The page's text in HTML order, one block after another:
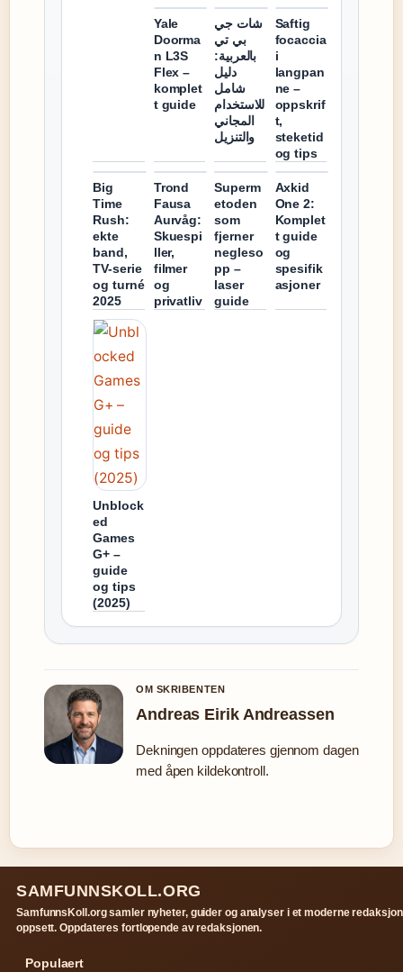
Yale
Doorma
n L3S
Flex –
komplet
t guide
شات جي
بي تي
بالعربية:
دليل
شامل
للاستخدام
المجاني
والتنزيل
Saftig
focaccia
i
langpan
ne –
oppskrif
t,
steketid
og tips
Big
Time
Rush:
ekte
band,
TV-serie
og turné
2025
Trond
Fausa
Aurvåg:
Skuespi
ller,
filmer
og
privatliv
Superm
etoden
som
fjerner
negleso
pp –
laser
guide
Axkid
One 2:
Komplet
t guide
og
spesifik
asjoner
Unblock
ed
Games
G+ –
guide
og tips
(2025)
OM SKRIBENTEN
Andreas Eirik Andreassen
Dekningen oppdateres gjennom dagen
med åpen kildekontroll.
SAMFUNNSKOLL.ORG
SamfunnsKoll.org samler nyheter, guider og analyser i et moderne
oppsett. Oppdateres fortlopende av redaksjonen.
Populaert